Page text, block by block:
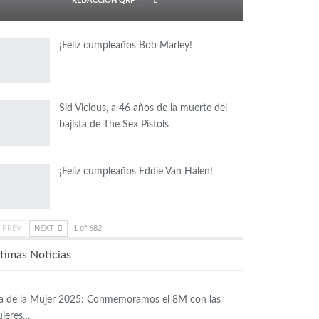
¡Feliz cumpleaños Bob Marley!
Sid Vicious, a 46 años de la muerte del
bajista de The Sex Pistols
¡Feliz cumpleaños Eddie Van Halen!
PREV NEXT 1 of 682
Noticias
de la Mujer 2025: Conmemoramos el 8M con las